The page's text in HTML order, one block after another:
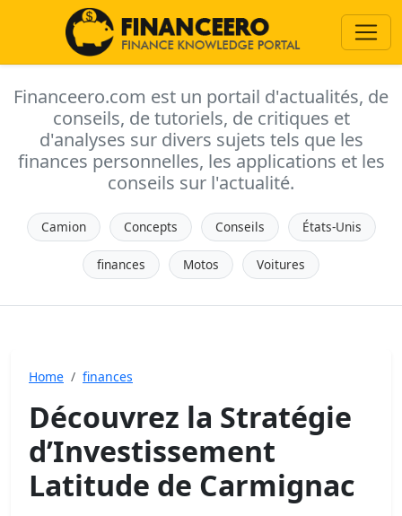
Financeero.com est un portail d'actualités, de
conseils, de tutoriels, de critiques et
d'analyses sur divers sujets tels que les
finances personnelles, les applications et les
conseils sur l'actualité.
Camion Concepts Conseils États-Unis
finances Motos Voitures
Home finances
Découvrez la Stratégie
d’Investissement
Latitude de Carmignac